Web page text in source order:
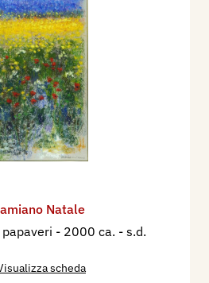
Natale
papaveri - 2000 ca. - s.d.
scheda